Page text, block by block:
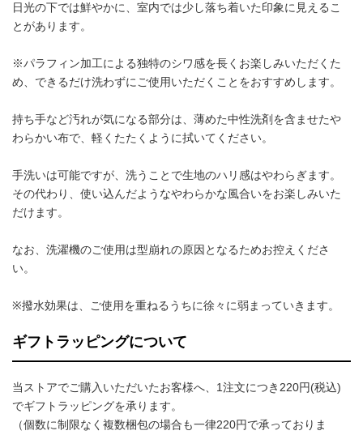
日光の下では鮮やかに、室内では少し落ち着いた印象に見えるこ
とがあります。
※パラフィン加工による独特のシワ感を長くお楽しみいただくた
め、できるだけ洗わずにご使用いただくことをおすすめします。
持ち手など汚れが気になる部分は、薄めた中性洗剤を含ませたや
わらかい布で、軽くたたくように拭いてください。
手洗いは可能ですが、洗うことで生地のハリ感はやわらぎます。
その代わり、使い込んだようなやわらかな風合いをお楽しみいた
だけます。
なお、洗濯機のご使用は型崩れの原因となるためお控えくださ
い。
※撥水効果は、ご使用を重ねるうちに徐々に弱まっていきます。
ギフトラッピングについて
当ストアでご購入いただいたお客様へ、1注文につき220円(税込)
でギフトラッピングを承ります。
（個数に制限なく複数梱包の場合も一律220円で承っておりま